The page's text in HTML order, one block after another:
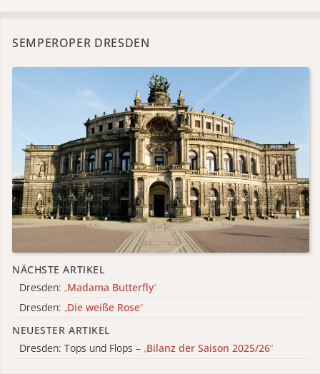
SEMPEROPER DRESDEN
NÄCHSTE ARTIKEL
Dresden: „Madama Butterfly“
Dresden: „Die weiße Rose“
NEUESTER ARTIKEL
Dresden: Tops und Flops – „Bilanz der Saison 2025/26“